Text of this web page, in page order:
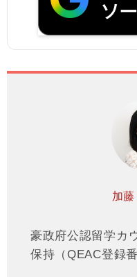
加藤
豪政府公認留学カ
保持（QEAC登録